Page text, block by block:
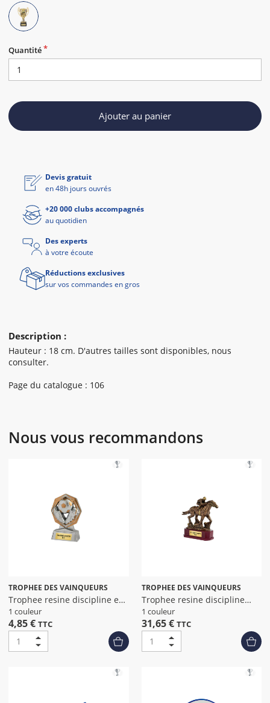
Quantité
Ajouter au panier
Description :
Hauteur : 18 cm. D'autres tailles sont disponibles, nous
consulter.
Page du catalogue : 106
Devis gratuit
en 48h jours ouvrés
+20 000 clubs accompagnés
au quotidien
Des experts
à votre écoute
Réductions exclusives
sur vos commandes en gros
Nous vous recommandons
TROPHEE DES VAINQUEURS
Trophee resine discipline eco
argen
1 couleur
4,85 € TTC
TROPHEE DES VAINQUEURS
Trophee resine discipline
bronze eq
1 couleur
31,65 € TTC